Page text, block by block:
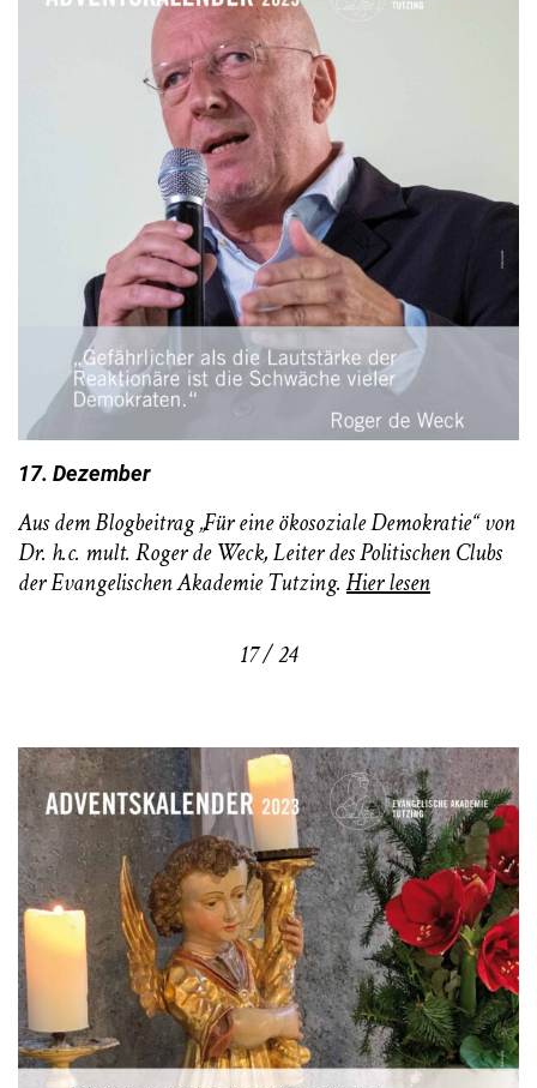
17. Dezember
Aus dem Blogbeitrag „Für eine ökosoziale Demokratie“ von
Dr. h.c. mult. Roger de Weck, Leiter des Politischen Clubs
der Evangelischen Akademie Tutzing.Hier lesen
17 / 24